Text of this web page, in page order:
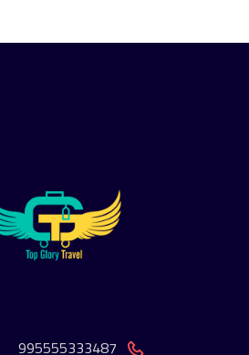
995555333487